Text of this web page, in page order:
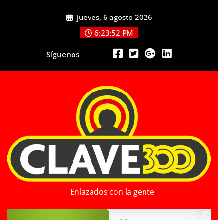
jueves, 6 agosto 2026
6:23:54 PM
Síguenos
Enlazados con la gente